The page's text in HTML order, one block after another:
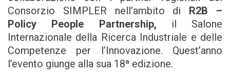
Consorzio SIMPLER nell’ambito di R2B –
Policy People Partnership, il Salone
Internazionale della Ricerca Industriale e delle
Competenze per l’Innovazione. Quest’anno
l’evento giunge alla sua 18ª edizione.